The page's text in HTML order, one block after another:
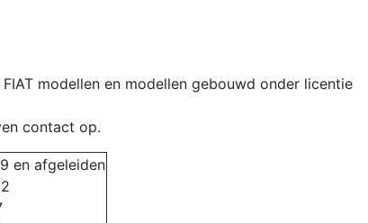
modellen en modellen gebouwd onder licentie
contact op.
en afgeleiden